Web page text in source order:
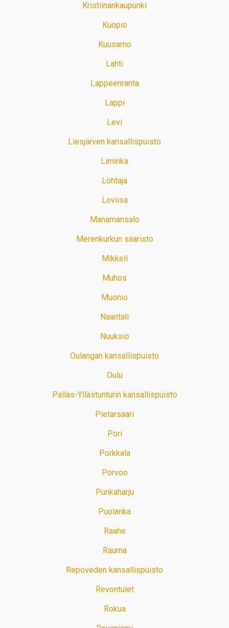
Kristiinankaupunki
Kuopio
Kuusamo
Lahti
Lappeenranta
Lappi
Levi
Liesjärven kansallispuisto
Liminka
Lohtaja
Loviisa
Manamansalo
Merenkurkun saaristo
Mikkeli
Muhos
Muonio
Naantali
Nuuksio
Oulangan kansallispuisto
Oulu
Pallas-Yllästunturin kansallispuisto
Pietarsaari
Pori
Porkkala
Porvoo
Punkaharju
Puolanka
Raahe
Rauma
Repoveden kansallispuisto
Revontulet
Rokua